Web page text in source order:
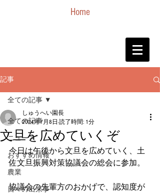
Home
記事
全ての記事
ニュース
おすすめ情報
農業
日々の出来事
全ての記事
文旦を広めていくぞ
しゅうへい園長
2024年7月8日 読了時間: 1分
今日は午後から文旦を広めていく、土
佐文旦振興対策協議会の総会に参加。
協議会の先輩方のおかげで、認知度が